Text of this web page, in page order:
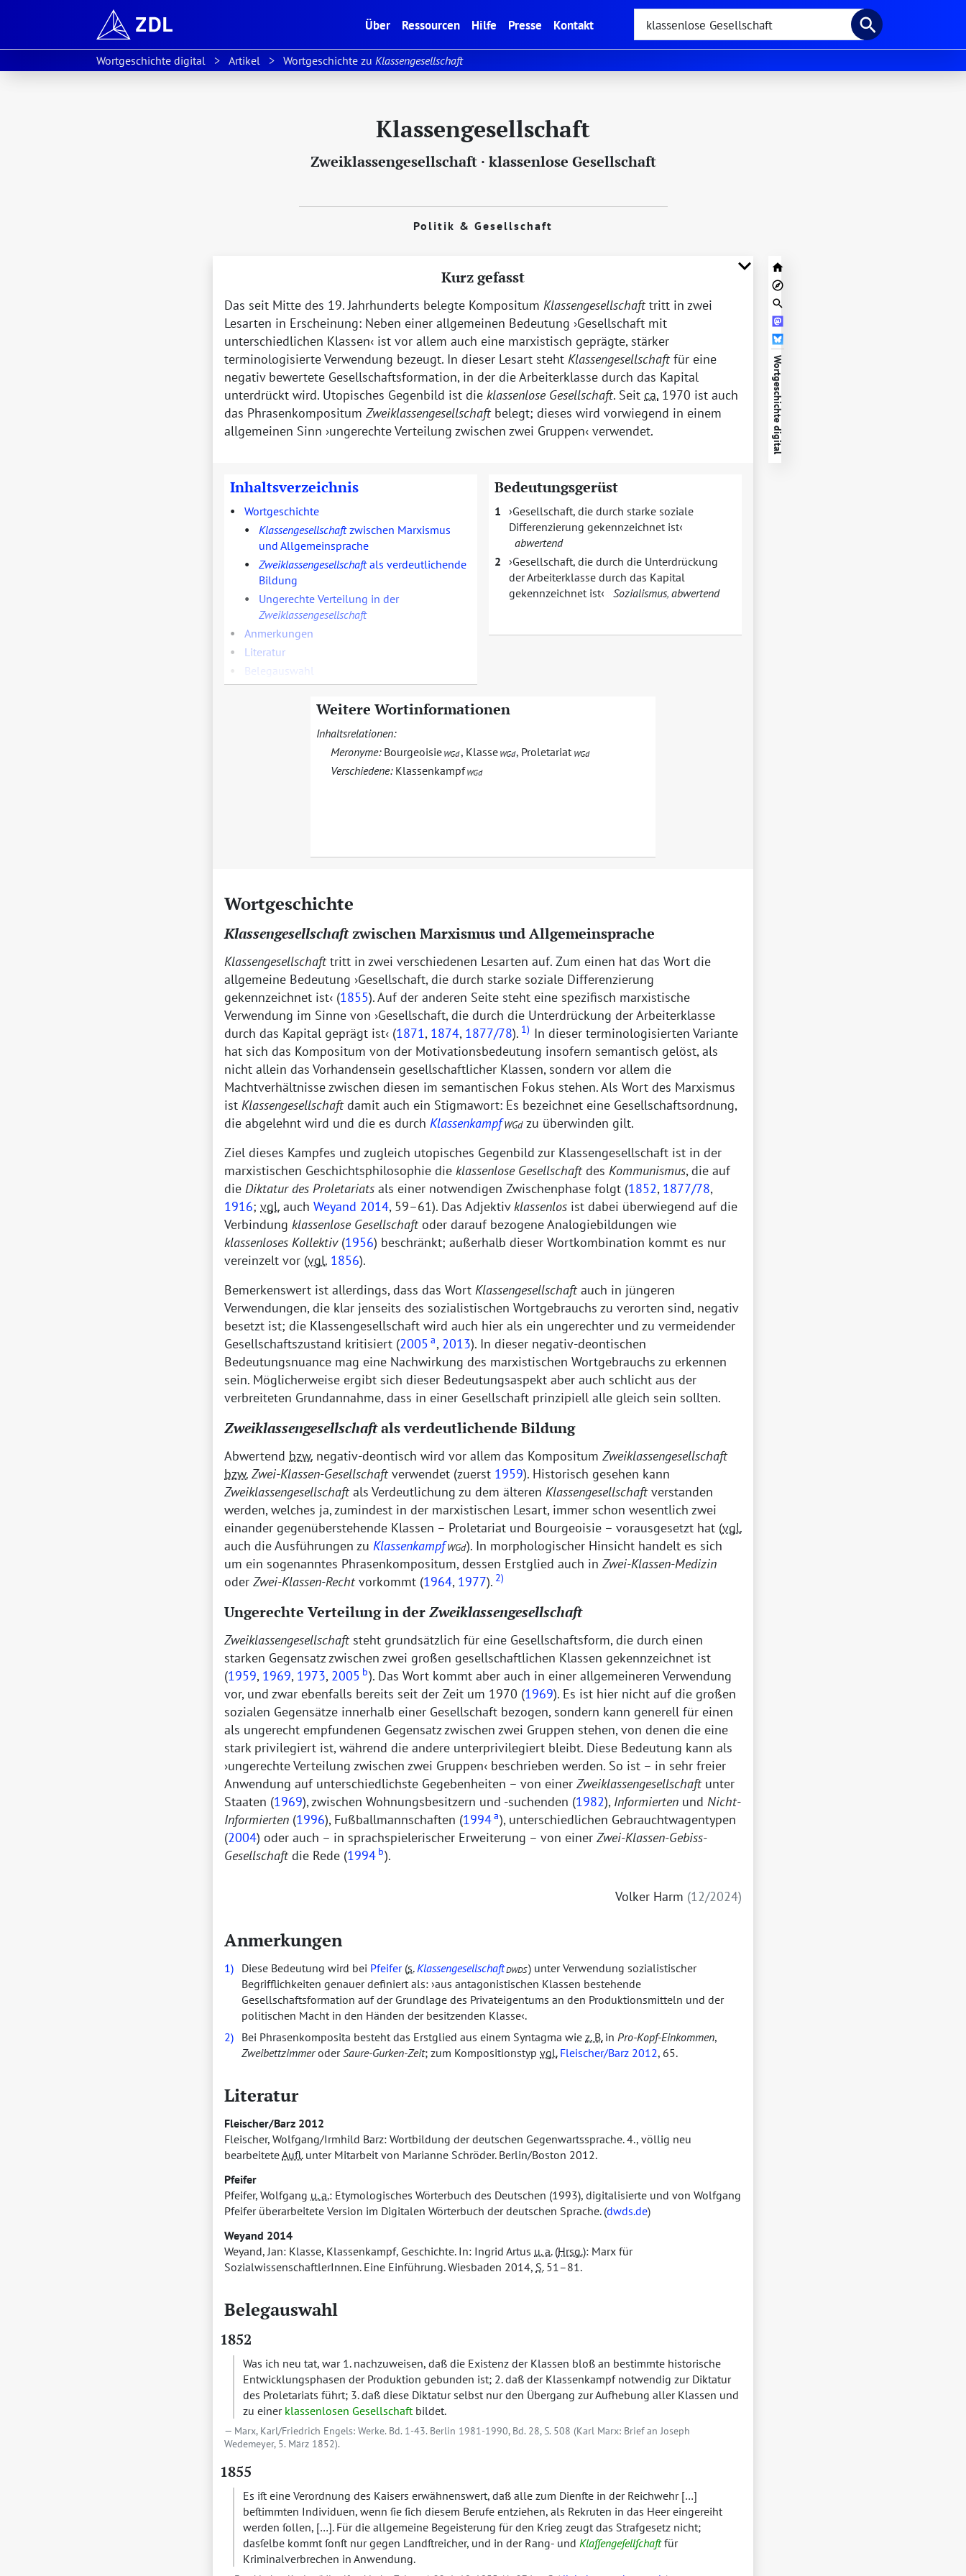
Über(current)
Ressourcen Hilfe Presse Kontakt
Wortgeschichte digital Artikel Wortgeschichte zuKlassengesellschaft
Klassengesellschaft
Zweiklassengesellschaft· klassenlose Gesellschaft
Politik & Gesellschaft
Kurz gefasst
Das seit Mitte des 19. Jahrhunderts belegte Kompositum Klassengesellschafttritt in zwei
Lesarten in Erscheinung: Neben einer allgemeinen Bedeutung Gesellschaft mit
unterschiedlichen Klassen ist vor allem auch eine marxistisch geprägte, stärker
terminologisierte Verwendung bezeugt. In dieser Lesart steht Klassengesellschaftfür eine
negativ bewertete Gesellschaftsformation, in der die Arbeiterklasse durch das Kapital
unterdrückt wird. Utopisches Gegenbild ist die klassenlose Gesellschaft. Seit ca. 1970 ist auch
das Phrasenkompositum Zweiklassengesellschaftbelegt; dieses wird vorwiegend in einem
allgemeinen Sinn ungerechte Verteilung zwischen zwei Gruppen verwendet.
Inhaltsverzeichnis
•
Wortgeschichte
•
Klassengesellschaftzwischen Marxismus
und Allgemeinsprache
•
Zweiklassengesellschaftals verdeutlichende
Bildung
•
Ungerechte Verteilung in der
Zweiklassengesellschaft
•
Anmerkungen
•
Literatur
Belegauswahl
Bedeutungsgerüst
1
Gesellschaft, die durch starke soziale
Differenzierung gekennzeichnet ist
abwertend
2
Gesellschaft, die durch die Unterdrückung
der Arbeiterklasse durch das Kapital
gekennzeichnet ist
Sozialismus, abwertend
Weitere Wortinformationen
Inhaltsrelationen:
Meronyme: Bourgeoisie WGd, Klasse WGd, Proletariat WGd
Verschiedene: Klassenkampf WGd
Wortgeschichte
Klassengesellschaftzwischen Marxismus und Allgemeinsprache
Klassengesellschafttritt in zwei verschiedenen Lesarten auf. Zum einen hat das Wort die
allgemeine Bedeutung Gesellschaft, die durch starke soziale Differenzierung
gekennzeichnet ist (1855). Auf der anderen Seite steht eine spezifisch marxistische
Verwendung im Sinne von Gesellschaft, die durch die Unterdrückung der Arbeiterklasse
durch das Kapital geprägt ist (1871, 1874, 1877/78). 1) In dieser terminologisierten Variante
hat sich das Kompositum von der Motivationsbedeutung insofern semantisch gelöst, als
nicht allein das Vorhandensein gesellschaftlicher Klassen, sondern vor allem die
Machtverhältnisse zwischen diesen im semantischen Fokus stehen. Als Wort des Marxismus
ist Klassengesellschaftdamit auch ein Stigmawort: Es bezeichnet eine Gesellschaftsordnung,
die abgelehnt wird und die es durch Klassenkampf WGd zu überwinden gilt.
Ziel dieses Kampfes und zugleich utopisches Gegenbild zur Klassengesellschaft ist in der
marxistischen Geschichtsphilosophie die klassenlose Gesellschaftdes Kommunismus, die auf
die Diktatur des Proletariats als einer notwendigen Zwischenphase folgt (1852, 1877/78,
1916; vgl. auch Weyand 2014, 59–61). Das Adjektivklassenlos ist dabei überwiegend auf die
Verbindung klassenlose Gesellschaftoder darauf bezogene Analogiebildungen wie
klassenloses Kollektiv(1956) beschränkt; außerhalb dieser Wortkombination kommt es nur
vereinzelt vor (vgl. 1856).
Bemerkenswert ist allerdings, dass das Wort Klassengesellschaftauch in jüngeren
Verwendungen, die klar jenseits des sozialistischen Wortgebrauchs zu verorten sind, negativ
besetzt ist; die Klassengesellschaft wird auch hier als ein ungerechter und zu vermeidender
Gesellschaftszustand kritisiert (2005 a, 2013). In dieser negativ-deontischen
Bedeutungsnuance mag eine Nachwirkung des marxistischen Wortgebrauchs zu erkennen
sein. Möglicherweise ergibt sich dieser Bedeutungsaspekt aber auch schlicht aus der
verbreiteten Grundannahme, dass in einer Gesellschaft prinzipiell alle gleich sein sollten.
Zweiklassengesellschaftals verdeutlichende Bildung
Abwertend bzw. negativ-deontisch wird vor allem das Kompositum Zweiklassengesellschaft
bzw. Zwei-Klassen-Gesellschaftverwendet (zuerst 1959). Historisch gesehen kann
Zweiklassengesellschaftals Verdeutlichung zu dem älteren Klassengesellschaftverstanden
werden, welches ja, zumindest in der marxistischen Lesart, immer schon wesentlich zwei
einander gegenüberstehende Klassen – Proletariat und Bourgeoisie – vorausgesetzt hat (vgl.
auch die Ausführungen zu Klassenkampf WGd). In morphologischer Hinsicht handelt es sich
um ein sogenanntes Phrasenkompositum, dessen Erstglied auch in Zwei-Klassen-Medizin
oder Zwei-Klassen-Rechtvorkommt (1964, 1977). 2)
Ungerechte Verteilung in derZweiklassengesellschaft
Zweiklassengesellschaftsteht grundsätzlich für eine Gesellschaftsform, die durch einen
starken Gegensatz zwischen zwei großen gesellschaftlichen Klassen gekennzeichnet ist
(1959, 1969, 1973, 2005 b). Das Wort kommt aber auch in einer allgemeineren Verwendung
vor, und zwar ebenfalls bereits seit der Zeit um 1970 (1969). Es ist hier nicht auf die großen
sozialen Gegensätze innerhalb einer Gesellschaft bezogen, sondern kann generell für einen
als ungerecht empfundenen Gegensatz zwischen zwei Gruppen stehen, von denen die eine
stark privilegiert ist, während die andere unterprivilegiert bleibt. Diese Bedeutung kann als
ungerechte Verteilung zwischen zwei Gruppen beschrieben werden. So ist – in sehr freier
Anwendung auf unterschiedlichste Gegebenheiten – von einer Zweiklassengesellschaftunter
Staaten (1969), zwischen Wohnungsbesitzern und -suchenden (1982), Informierten und Nicht-
Informierten (1996), Fußballmannschaften (1994a), unterschiedlichen Gebrauchtwagentypen
(2004) oder auch – in sprachspielerischer Erweiterung – von einer Zwei-Klassen-Gebiss-
Gesellschaftdie Rede (1994 b).
Volker Harm 12/2024
Anmerkungen
1) Diese Bedeutung wird bei Pfeifer(s. KlassengesellschaftDWDS) unter Verwendung sozialistischer
Begrifflichkeiten genauer definiert als: aus antagonistischen Klassen bestehende
Gesellschaftsformation auf der Grundlage des Privateigentums an den Produktionsmitteln und der
politischen Macht in den Händen der besitzenden Klasse .
2) Bei Phrasenkomposita besteht das Erstglied aus einem Syntagma wie z. B.in Pro-Kopf-Einkommen,
ZweibettzimmeroderSaure-Gurken-Zeit; zum Kompositionstyp vgl. Fleischer/Barz 2012, 65.
Literatur
Fleischer/Barz 2012
Fleischer, Wolfgang/Irmhild Barz: Wortbildung der deutschen Gegenwartssprache. 4., völlig neu
bearbeiteteAufl.unter Mitarbeit von Marianne Schröder. Berlin/Boston 2012.
Pfeifer
Pfeifer, Wolfgang u. a.: Etymologisches Wörterbuch des Deutschen (1993), digitalisierte und von Wolfgang
Pfeifer überarbeitete Version im Digitalen Wörterbuch der deutschen Sprache. (dwds.de)
Weyand 2014
Weyand, Jan: Klasse, Klassenkampf, Geschichte. In: Ingrid Artus u. a.(Hrsg.): Marx für
SozialwissenschaftlerInnen. Eine Einführung. Wiesbaden 2014, S.51–81.
Belegauswahl
1852
Was ich neu tat, war 1. nachzuweisen, daß die Existenz der Klassen bloß an bestimmte historische
Entwicklungsphasen der Produktion gebunden ist; 2. daß der Klassenkampf notwendig zur Diktatur
des Proletariats führt; 3. daß diese Diktatur selbst nur den Übergang zur Aufhebung aller Klassen und
zu einer klassenlosen Gesellschaftbildet.
Marx, Karl/Friedrich Engels: Werke. Bd. 1-43. Berlin 1981-1990, Bd. 28, S. 508 (Karl Marx: Brief an Joseph
Wedemeyer, 5. März 1852).
1855
Es iſt eine Verordnung des Kaisers erwähnenswert, daß alle zum Dienſte in der Reichwehr […]
beſtimmten Individuen, wenn ſie ſich diesem Berufe entziehen, als Rekruten in das Heer eingereiht
werden ſollen, […]. Für die allgemeine Begeisterung für den Krieg zeugt das Strafgesetz nicht;
dasſelbe kommt ſonſt nur gegen Landſtreicher, und in der Rang- und Klaſſengeſellſchaftfür
Kriminalverbrechen in Anwendung.
Wortgeschichte digital